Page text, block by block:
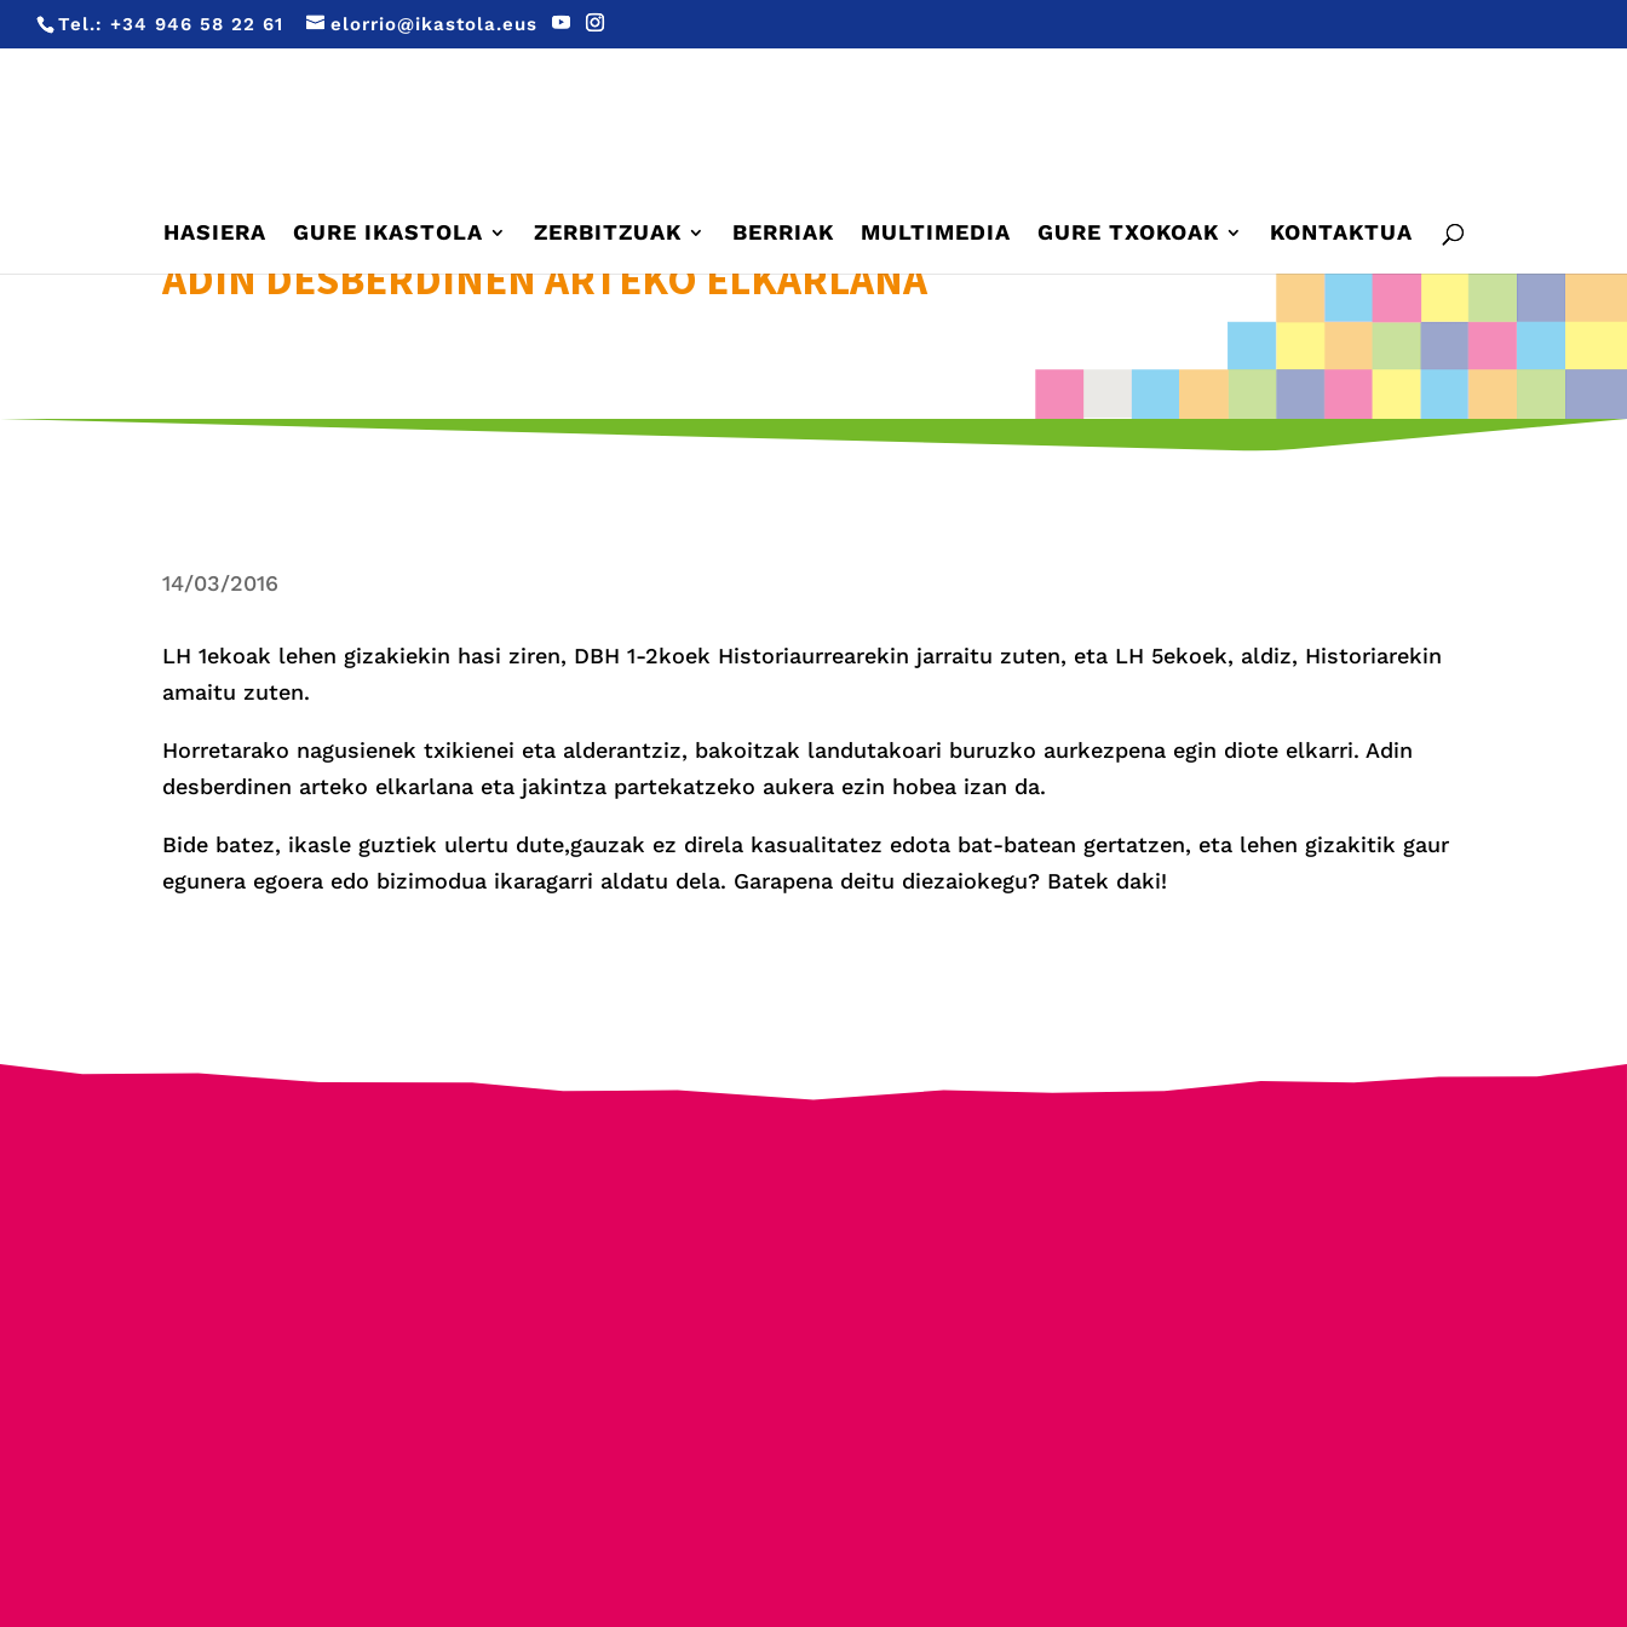
Tel.: +34 946 58 22 61 elorrio@ikastola.eus
HASIERA GURE IKASTOLA ZERBITZUAK BERRIAK MULTIMEDIA GURE TXOKOAK KONTAKTUA
ADIN DESBERDINEN ARTEKO ELKARLANA
14/03/2016
LH 1ekoak lehen gizakiekin hasi ziren, DBH 1-2koek Historiaurrearekin jarraitu zuten, eta LH 5ekoek, aldiz, Historiarekin
amaitu zuten.
Horretarako nagusienek txikienei eta alderantziz, bakoitzak landutakoari buruzko aurkezpena egin diote elkarri. Adin
desberdinen arteko elkarlana eta jakintza partekatzeko aukera ezin hobea izan da.
Bide batez, ikasle guztiek ulertu dute,gauzak ez direla kasualitatez edota bat-batean gertatzen, eta lehen gizakitik gaur
egunera egoera edo bizimodua ikaragarri aldatu dela. Garapena deitu diezaiokegu? Batek daki!